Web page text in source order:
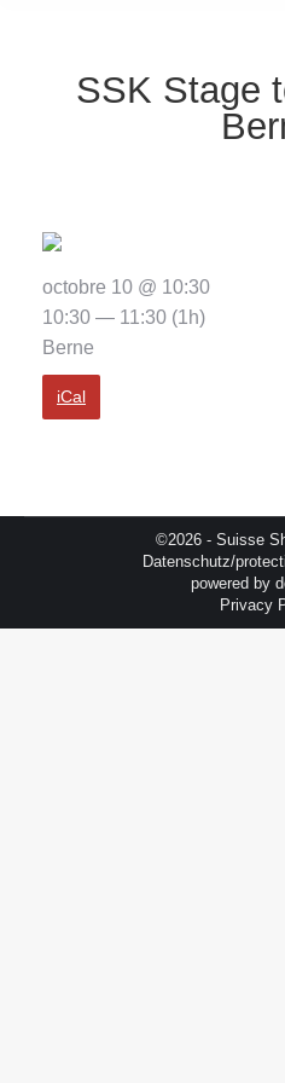
SSK Stage
octobre 10 @ 10:30
10:30 — 11:30 (1h)
Berne
iCal
©2026 - Suisse
Datenschutz/
powered by
Privacy